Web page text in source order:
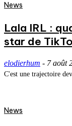
News
Lala IRL :
star de
elodierhum - 7 août
C'est une trajectoire
News